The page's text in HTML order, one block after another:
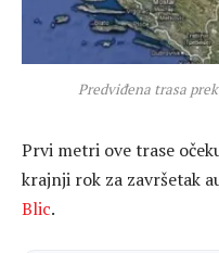
Predviđena trasa
Prvi metri ove trase
krajnji rok za završetak
Blic.